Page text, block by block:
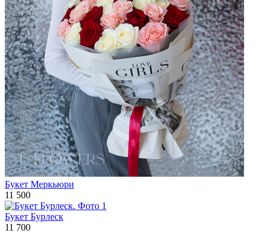
Букет Меркьюри
11 500
Букет Бурлеск
11 700